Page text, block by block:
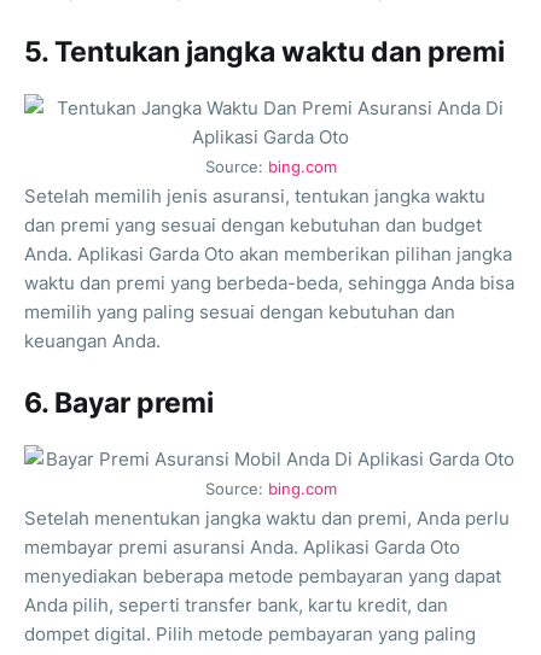
5. Tentukan jangka waktu dan premi
Source: bing.com
Setelah memilih jenis asuransi, tentukan jangka waktu
dan premi yang sesuai dengan kebutuhan dan budget
Anda. Aplikasi Garda Oto akan memberikan pilihan jangka
waktu dan premi yang berbeda-beda, sehingga Anda bisa
memilih yang paling sesuai dengan kebutuhan dan
keuangan Anda.
6. Bayar premi
Source: bing.com
Setelah menentukan jangka waktu dan premi, Anda perlu
membayar premi asuransi Anda. Aplikasi Garda Oto
menyediakan beberapa metode pembayaran yang dapat
Anda pilih, seperti transfer bank, kartu kredit, dan
dompet digital. Pilih metode pembayaran yang paling